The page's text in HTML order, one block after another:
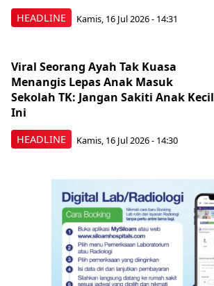
HEADLINE Kamis, 16 Jul 2026 - 14:31
HEADLINE
Viral Seorang Ayah Tak Kuasa
Menangis Lepas Anak Masuk
Sekolah TK: Jangan Sakiti Anak Kecil
Ini
Kamis, 16 Jul 2026 - 14:30